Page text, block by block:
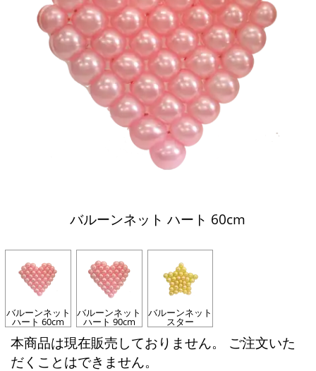
バルーンネット ハート 60cm
バルーンネット
ハート 60cm
バルーンネット
ハート 90cm
バルーンネット
スター
本商品は現在販売しておりません。 ご注文いた
だくことはできません。